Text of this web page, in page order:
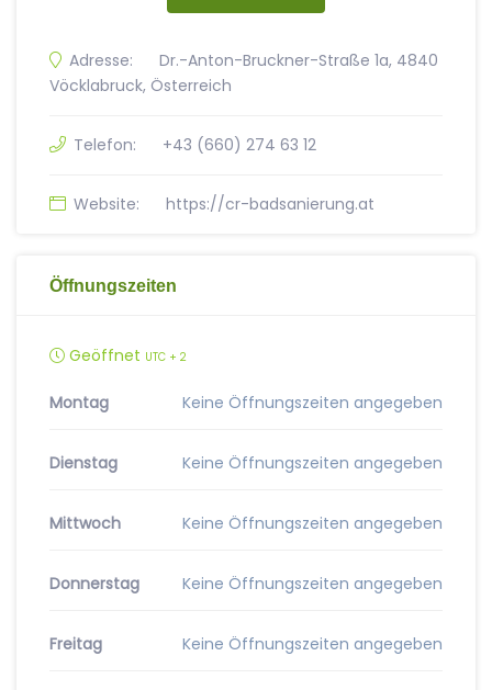
Adresse:
Dr.-Anton-Bruckner-Straße 1a, 4840
Vöcklabruck, Österreich
Telefon: +43 (660) 274 63 12
Website: https://cr-badsanierung.at
Öffnungszeiten
Geöffnet UTC + 2
Montag Keine Öffnungszeiten angegeben
Dienstag Keine Öffnungszeiten angegeben
Mittwoch Keine Öffnungszeiten angegeben
Donnerstag Keine Öffnungszeiten angegeben
Freitag Keine Öffnungszeiten angegeben